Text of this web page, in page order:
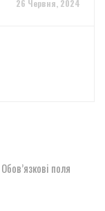
26 Червня, 2024
Обов’язкові поля